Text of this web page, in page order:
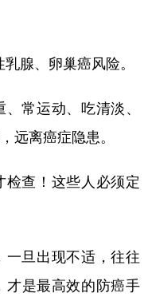
腺、卵巢癌风险。
常运动、吃清淡、
远离癌症隐患。
查！这些人必须定
旦出现不适，往往
才是最高效的防癌手